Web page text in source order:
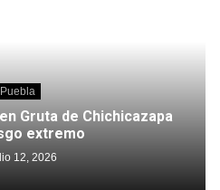
Puebla
Gruta de Chichicazapa
extremo
12, 2026